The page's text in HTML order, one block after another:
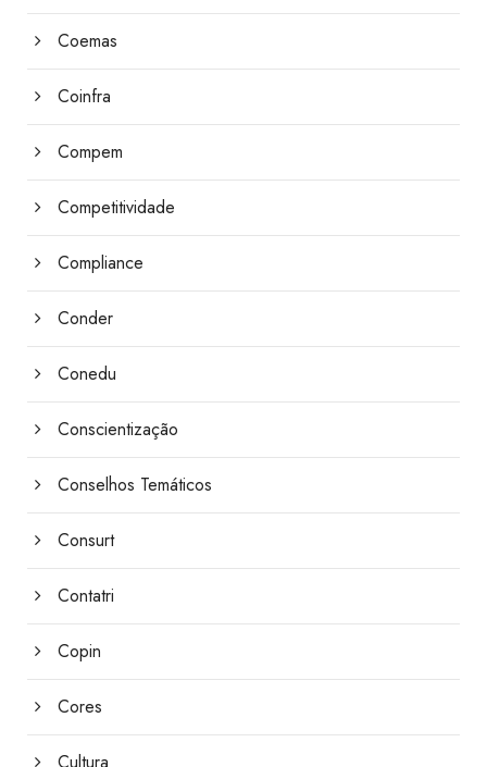
Coemas
Coinfra
Compem
Competitividade
Compliance
Conder
Conedu
Conscientização
Conselhos Temáticos
Consurt
Contatri
Copin
Cores
Cultura